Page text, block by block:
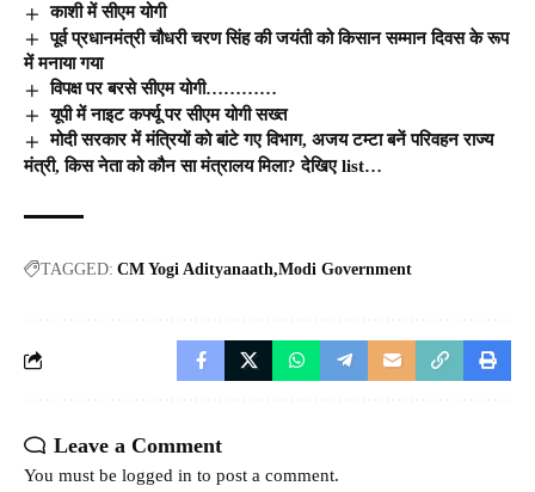
काशी में सीएम योगी
पूर्व प्रधानमंत्री चौधरी चरण सिंह की जयंती को किसान सम्मान दिवस के रूप
में मनाया गया
विपक्ष पर बरसे सीएम योगी…………
यूपी में नाइट कर्फ्यू पर सीएम योगी सख्त
मोदी सरकार में मंत्रियों को बांटे गए विभाग, अजय टम्टा बनें परिवहन राज्य
मंत्री, किस नेता को कौन सा मंत्रालय मिला? देखिए list…
TAGGED: CM Yogi Adityanaath Modi Government
Leave a Comment
You must be logged in to post a comment.